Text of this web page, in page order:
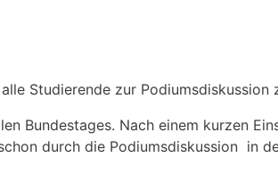
Studierende zur Podiumsdiskussion
Bundestages. Nach einem kurzen
durch die Podiumsdiskussion in